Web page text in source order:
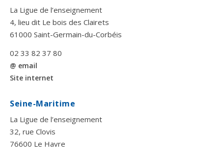
La Ligue de l’enseignement
4, lieu dit Le bois des Clairets
61000 Saint-Germain-du-Corbéis
02 33 82 37 80
@ email
Site internet
Seine-Maritime
La Ligue de l’enseignement
32, rue Clovis
76600 Le Havre